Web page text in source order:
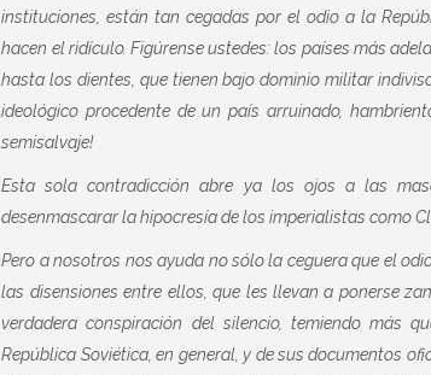
instituciones, están tan cegadas por el odio a la
hacen el ridículo. Figúrense ustedes: los países más
hasta los dientes, que tienen bajo dominio militar
ideológico procedente de un país arruinado,
semisalvaje!
Esta sola contradicción abre ya los ojos a las
desenmascarar la hipocresía de los imperialistas como
Pero a nosotros nos ayuda no sólo la ceguera que el
las disensiones entre ellos, que les llevan a ponerse
verdadera conspiración del silencio, temiendo más
República Soviética, en general, y de sus documentos